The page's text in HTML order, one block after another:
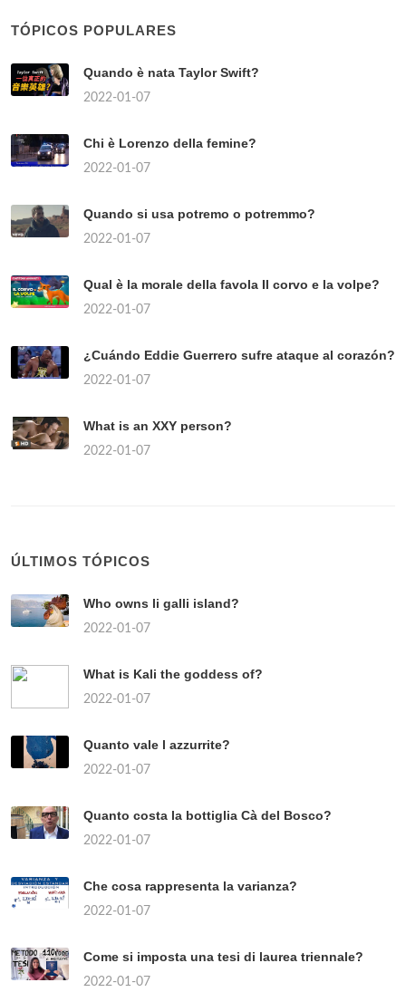
TÓPICOS POPULARES
Quando è nata Taylor Swift?
2022-01-07
Chi è Lorenzo della femine?
2022-01-07
Quando si usa potremo o potremmo?
2022-01-07
Qual è la morale della favola Il corvo e la volpe?
2022-01-07
¿Cuándo Eddie Guerrero sufre ataque al corazón?
2022-01-07
What is an XXY person?
2022-01-07
ÚLTIMOS TÓPICOS
Who owns li galli island?
2022-01-07
What is Kali the goddess of?
2022-01-07
Quanto vale l azzurrite?
2022-01-07
Quanto costa la bottiglia Cà del Bosco?
2022-01-07
Che cosa rappresenta la varianza?
2022-01-07
Come si imposta una tesi di laurea triennale?
2022-01-07